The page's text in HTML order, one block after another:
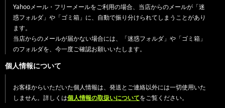
Yahooメール・フリーメールをご利用の場合、当店からのメールが「迷
惑フォルダ」や「ゴミ箱」に、自動で振り分けられてしまうことがあり
ます。
当店からのメールが届かない場合には、「迷惑フォルダ」や「ゴミ箱」
のフォルダを、今一度ご確認お願いいたします。
個人情報について
お客様からいただいた個人情報は、発送とご連絡以外には一切使用いた
しません。詳しくは個人情報の取扱いについてをご覧ください。